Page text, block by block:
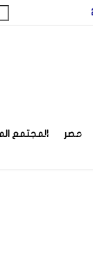
مصر المجتمع